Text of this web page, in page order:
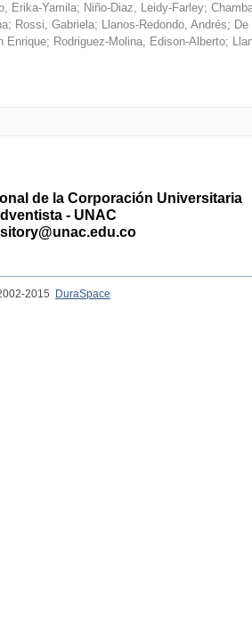
Erika-Yamila; Niño-Diaz, Leidy-Farley;
; Rossi, Gabriela; Llanos-Redondo, Andrés;
Enrique; Rodriguez-Molina, Edison-Alberto;
de la Corporación Universitaria
- UNAC
2015
DuraSpace